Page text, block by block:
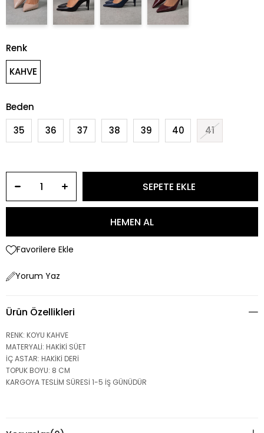
Renk
KAHVE
Beden
35
36 37 38 39 40 41
Favorilere Ekle
Yorum Yaz
Ürün Özellikleri
RENK: KOYU KAHVE
MATERYALİ: HAKİKİ SÜET
İÇ ASTAR: HAKİKİ DERİ
TOPUK BOYU: 8 CM
KARGOYA TESLİM SÜRESİ 1-5 İŞ GÜNÜDÜR